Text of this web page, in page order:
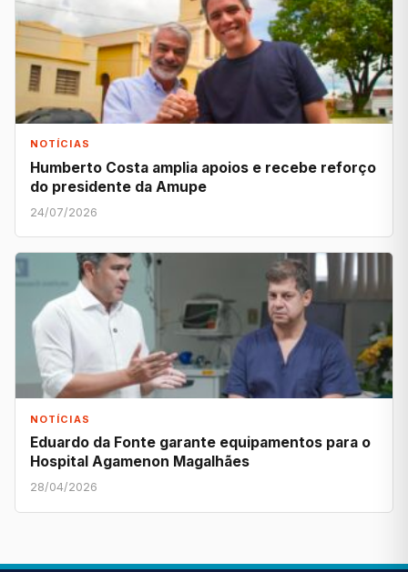
NOTÍCIAS
Humberto Costa amplia apoios e recebe reforço
do presidente da Amupe
24/07/2026
NOTÍCIAS
Eduardo da Fonte garante equipamentos para o
Hospital Agamenon Magalhães
28/04/2026